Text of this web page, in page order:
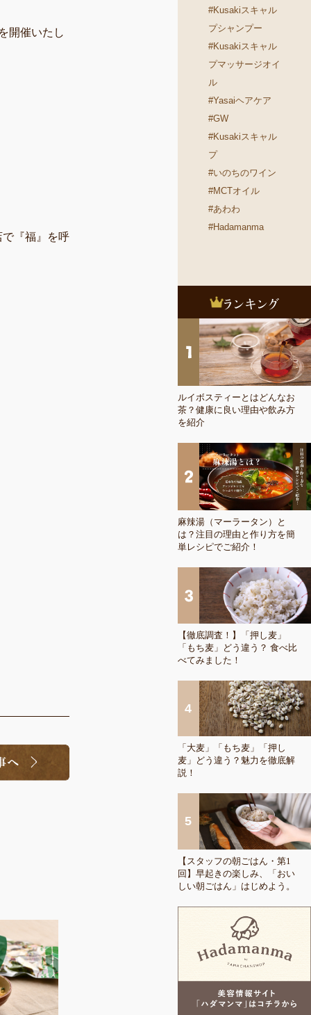
開催いたし
『福』を呼
ルイボスティーとはどんなお
茶？健康に良い理由や飲み方
を紹介
麻辣湯（マーラータン）と
は？注目の理由と作り方を簡
単レシピでご紹介！
【徹底調査！】「押し麦」
「もち麦」どう違う？ 食べ比
べてみました！
「大麦」「もち麦」「押し
麦」どう違う？魅力を徹底解
説！
【スタッフの朝ごはん・第1
回】早起きの楽しみ、「おい
しい朝ごはん」はじめよう。
#Kusakiスキャル
プシャンプー
#Kusakiスキャル
プマッサージオイ
ル
#Yasaiヘアケア
#GW
#Kusakiスキャル
プ
#いのちのワイン
#MCTオイル
#あわわ
#Hadamanma